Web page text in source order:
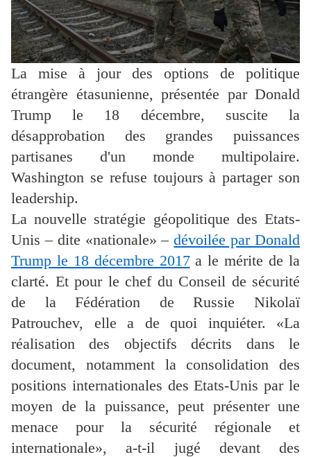
La mise à jour des options de politique
étrangère étasunienne, présentée par Donald
Trump le 18 décembre, suscite la
désapprobation des grandes puissances
partisanes d'un monde multipolaire.
Washington se refuse toujours à partager son
leadership.
La nouvelle stratégie géopolitique des Etats-
Unis – dite «nationale» –dévoilée par Donald
Trump le 18 décembre 2017a le mérite de la
clarté. Et pour le chef du Conseil de sécurité
de la Fédération de Russie Nikolaï
Patrouchev, elle a de quoi inquiéter. «La
réalisation des objectifs décrits dans le
document, notamment la consolidation des
positions internationales des Etats-Unis par le
moyen de la puissance, peut présenter une
menace pour la sécurité régionale et
internationale», a-t-il jugé devant des